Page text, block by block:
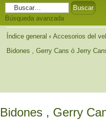
Búsqueda avanzada
Índice general ‹ Accesorios del
Bidones , Gerry Cans ó Jerry
Bidones , Gerry